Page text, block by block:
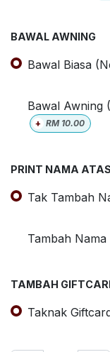
BAWAL AWNING
Bawal Biasa
Bawal Awning
+ RM 10.00
PRINT NAMA
Tak Tambah
Tambah Nama
TAMBAH
Taknak